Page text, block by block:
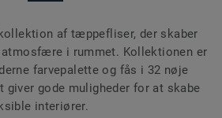
af tæppefliser, der skaber
atmosfære i rummet. Kollektionen er
farvepalette og fås i 32 nøje
giver gode muligheder for at skabe
interiører.